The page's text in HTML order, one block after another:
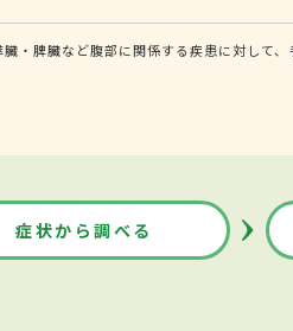
・脾臓など腹部に関係する疾患に対して、
症状から調べる